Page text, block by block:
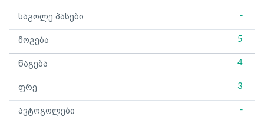
საგოლე პასები -
მოგება 5
წაგება 4
ფრე 3
ავტოგოლები -